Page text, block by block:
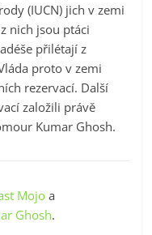
(IUCN) jich v zemi
nich jsou ptáci
přilétají z
proto v zemi
rezervací. Další
založili právě
Kumar Ghosh.
Mojoa
Ghosh.